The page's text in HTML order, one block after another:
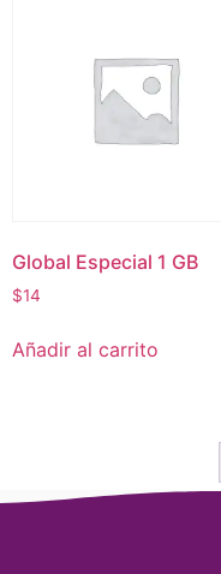
Global Especial 1 GB
$14
Añadir al carrito